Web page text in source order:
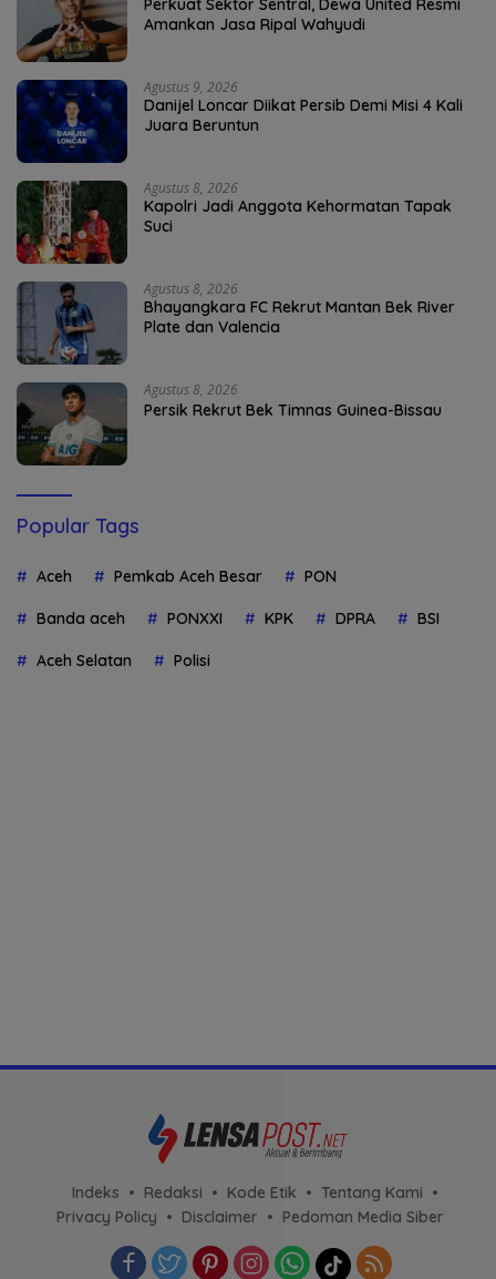
Perkuat Sektor Sentral, Dewa United Resmi
Amankan Jasa Ripal Wahyudi
Agustus 9, 2026
Danijel Loncar Diikat Persib Demi Misi 4 Kali
Juara Beruntun
Agustus 8, 2026
Kapolri Jadi Anggota Kehormatan Tapak
Suci
Agustus 8, 2026
Bhayangkara FC Rekrut Mantan Bek River
Plate dan Valencia
Agustus 8, 2026
Persik Rekrut Bek Timnas Guinea-Bissau
Popular Tags
Aceh Pemkab Aceh Besar PON
Banda aceh PONXXI KPK DPRA BSI
Aceh Selatan Polisi
Indeks Redaksi Kode Etik
Tentang Kami
Privacy Policy
Disclaimer Pedoman Media Siber